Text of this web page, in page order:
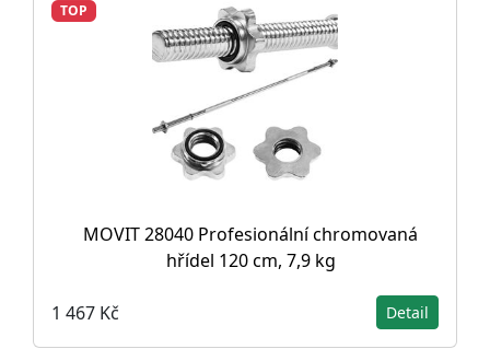
TOP
MOVIT 28040 Profesionální chromovaná
hřídel 120 cm, 7,9 kg
1 467 Kč Detail